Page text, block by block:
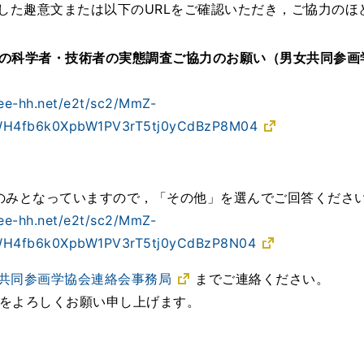
た趣意文または以下のURLをご確認いただき，ご協力の
科学者・技術者の実態調査ご協力のお願い（男女共同参
hh.net/e2t/sc2/MmZ-
となっていますので，「その他」を選んでご回答くださ
hh.net/e2t/sc2/MmZ-
同参画学協会連絡会事務局
までご連絡ください。
よろしくお願い申し上げます。